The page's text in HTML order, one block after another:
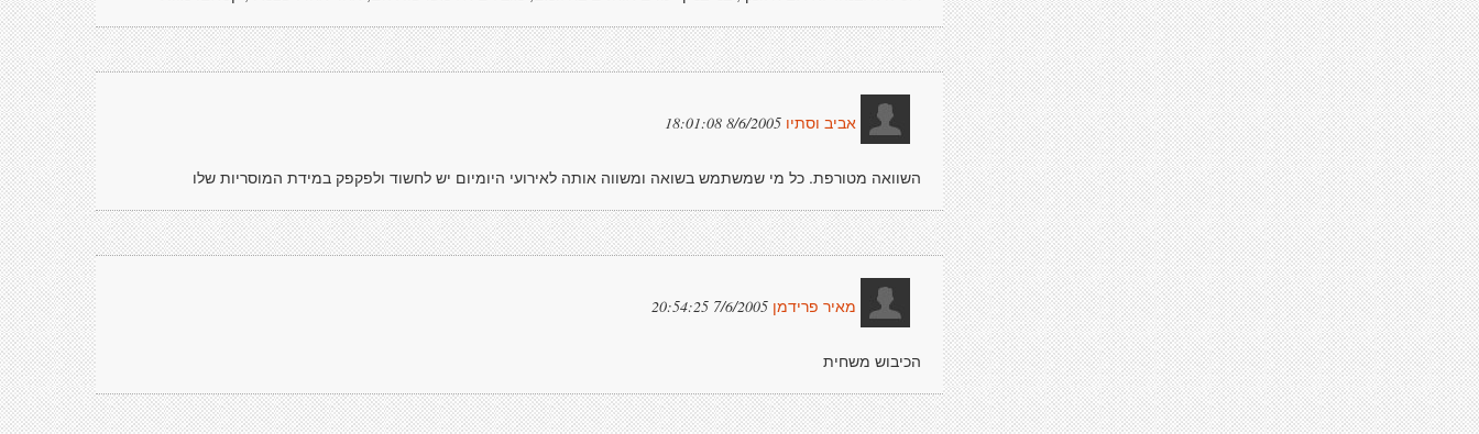
אביב וסתיו 8/6/2005 18:01:08
השוואה מטורפת. כל מי שמשתמש בשואה ומשווה אותה לאירועי היומיום יש לחשוד ולפקפק במידת המוסריות שלו
מאיר פרידמן 7/6/2005 20:54:25
הכיבוש משחית